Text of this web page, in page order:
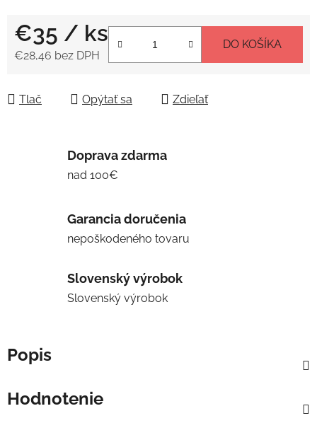
€35 / ks
€28,46 bez DPH
DO KOŠÍKA
Tlač Opýtať sa Zdieľať
Doprava zdarma
nad 100€
Garancia doručenia
nepoškodeného tovaru
Slovenský výrobok
Slovenský výrobok
Popis
Hodnotenie